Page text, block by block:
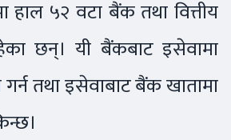
हाल ५२ वटा बैंक तथा वित्तीय
छन्। यी बैंकबाट इसेवामा
तथा इसेवाबाट बैंक खातामा